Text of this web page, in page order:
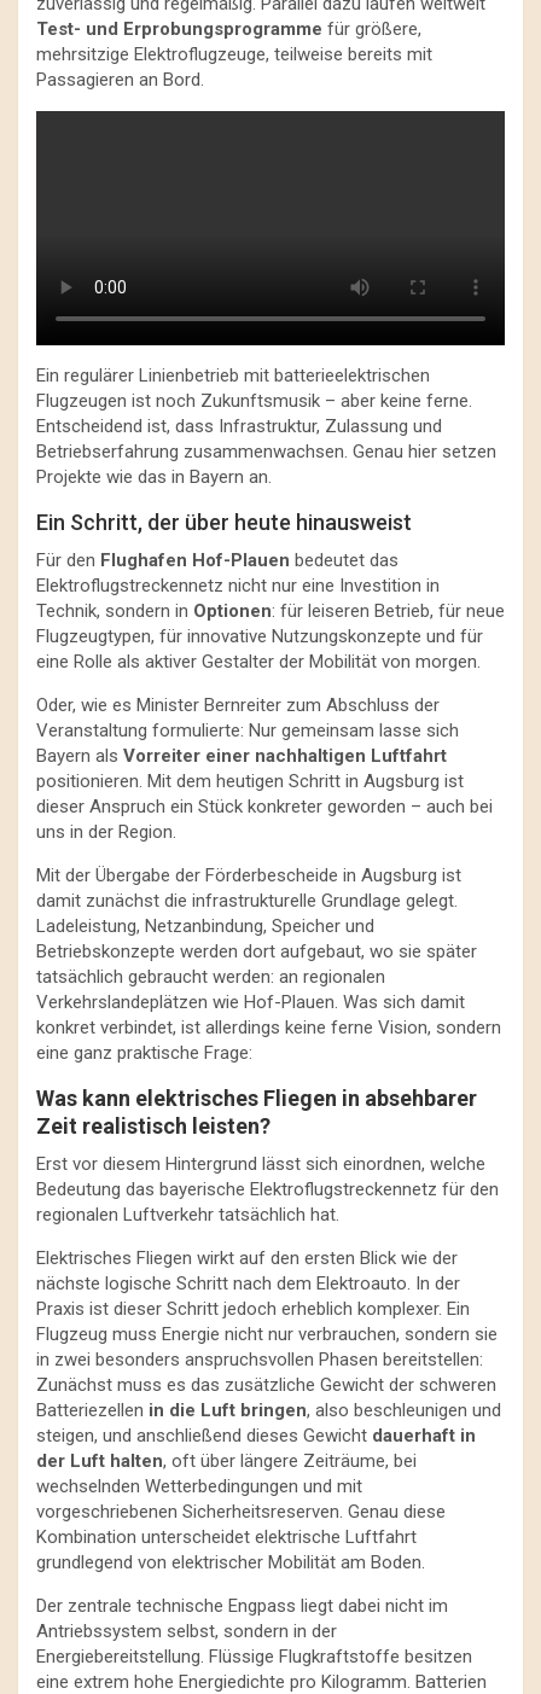
Test- und Erprobungsprogramme für größere,
mehrsitzige Elektroflugzeuge, teilweise bereits mit
Passagieren an Bord.
Ein regulärer Linienbetrieb mit batterieelektrischen
Flugzeugen ist noch Zukunftsmusik – aber keine ferne.
Entscheidend ist, dass Infrastruktur, Zulassung und
Betriebserfahrung zusammenwachsen. Genau hier setzen
Projekte wie das in Bayern an.
Ein Schritt, der über heute hinausweist
Für den Flughafen Hof-Plauen bedeutet das
Elektroflugstreckennetz nicht nur eine Investition in
Technik, sondern in Optionen: für leiseren Betrieb, für neue
Flugzeugtypen, für innovative Nutzungskonzepte und für
eine Rolle als aktiver Gestalter der Mobilität von morgen.
Oder, wie es Minister Bernreiter zum Abschluss der
Veranstaltung formulierte: Nur gemeinsam lasse sich
Bayern als Vorreiter einer nachhaltigen Luftfahrt
positionieren. Mit dem heutigen Schritt in Augsburg ist
dieser Anspruch ein Stück konkreter geworden – auch bei
uns in der Region.
Mit der Übergabe der Förderbescheide in Augsburg ist
damit zunächst die infrastrukturelle Grundlage gelegt.
Ladeleistung, Netzanbindung, Speicher und
Betriebskonzepte werden dort aufgebaut, wo sie später
tatsächlich gebraucht werden: an regionalen
Verkehrslandeplätzen wie Hof-Plauen. Was sich damit
konkret verbindet, ist allerdings keine ferne Vision, sondern
eine ganz praktische Frage:
Was kann elektrisches Fliegen in absehbarer
Zeit realistisch leisten?
Erst vor diesem Hintergrund lässt sich einordnen, welche
Bedeutung das bayerische Elektroflugstreckennetz für den
regionalen Luftverkehr tatsächlich hat.
Elektrisches Fliegen wirkt auf den ersten Blick wie der
nächste logische Schritt nach dem Elektroauto. In der
Praxis ist dieser Schritt jedoch erheblich komplexer. Ein
Flugzeug muss Energie nicht nur verbrauchen, sondern sie
in zwei besonders anspruchsvollen Phasen bereitstellen:
Zunächst muss es das zusätzliche Gewicht der schweren
Batteriezellen in die Luft bringen, also beschleunigen und
steigen, und anschließend dieses Gewicht dauerhaft in
der Luft halten, oft über längere Zeiträume, bei
wechselnden Wetterbedingungen und mit
vorgeschriebenen Sicherheitsreserven. Genau diese
Kombination unterscheidet elektrische Luftfahrt
grundlegend von elektrischer Mobilität am Boden.
Der zentrale technische Engpass liegt dabei nicht im
Antriebssystem selbst, sondern in der
Energiebereitstellung. Flüssige Flugkraftstoffe besitzen
eine extrem hohe Energiedichte pro Kilogramm. Batterien